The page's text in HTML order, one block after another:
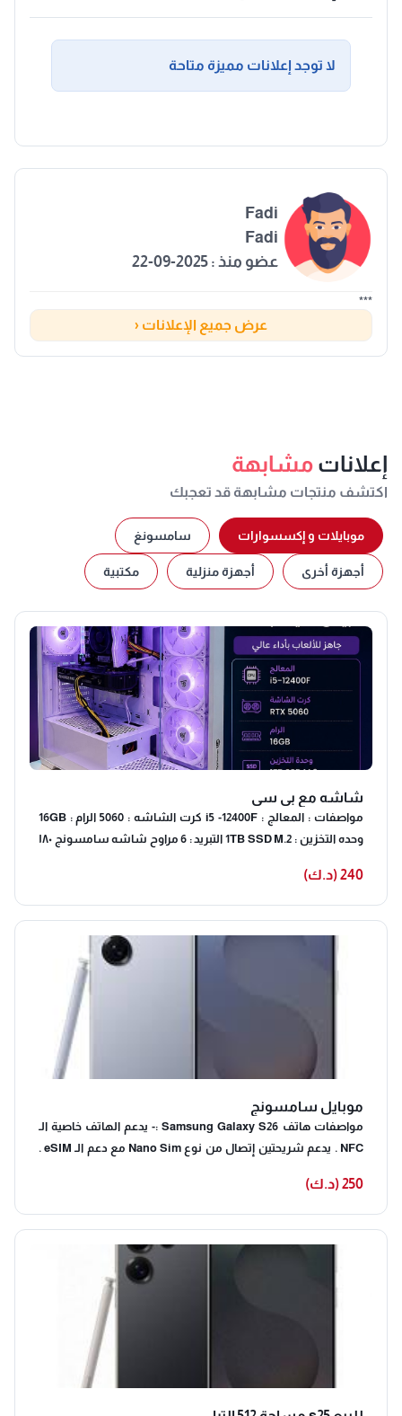
لا توجد إعلانات مميزة متاحة
Fadi
Fadi
عضو منذ : 2025-09-22
***
عرض جميع الإعلانات ‹
إعلانات مشابهة
اكتشف منتجات مشابهة قد تعجبك
موبايلات و إكسسوارات سامسونغ
أجهزة أخرى أجهزة منزلية مكتبية
شاشه مع بي سي
مواصفات : المعالج : i5 -12400F كرت الشاشه : 5060 الرام : 16GB
وحده التخزين : 1TB SSD M.2 التبريد : 6 مراوح شاشه سامسونج ١٨٠
240 (د.ك)
موبايل سامسونج
مواصفات هاتف Samsung Galaxy S26 :- يدعم الهاتف خاصية الـ
NFC . يدعم شريحتين إتصال من نوع Nano Sim مع دعم الـ eSIM .
ملم مع وزن 167 جرام . الهاتف يأتي مقاوم للماء والغبار بشهادة IP68
حتى متر ونصف لمدة 30 دقيقة . الخامات التي تم استخدامها في
تصنيع الهاتف تأتي بظهر من الزجاج مع إطار من الألومنيوم .
الشاشة تأتي مسطحة تماما بشكل الثقب من نوع Dynamic LTPO
بكسل بمعدل كثافة بكسلات 409 بكسل لكل إنش بالإضافة لدعم
يصل الي 2600 شمعة . يتوفر الهاتف بأكثر من إصدار من الذاكرة
الصلبة والذاكرة العشوائية على النحو التالي :- – الإصدار الأول يأتي
250 (د.ك)